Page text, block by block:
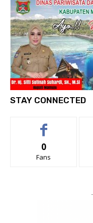
STAY CONNECTED
0
Fans